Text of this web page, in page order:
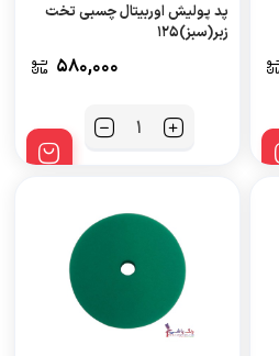
پد پولیش اوربیتال چسبی تخت
زبر(سبز)۱۲۵
580,000
تعداد